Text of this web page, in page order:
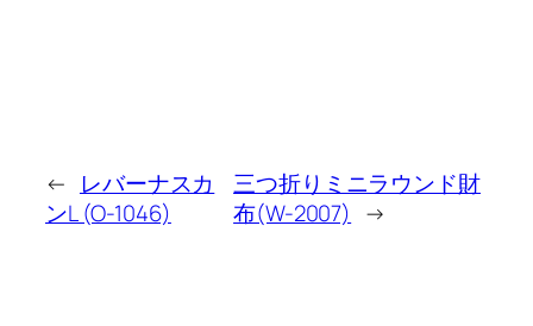
← レバーナスカ
ンL (O-1046)
三つ折りミニラウンド財
布(W-2007) →